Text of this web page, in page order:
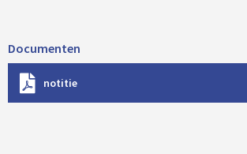
Documenten
notitie
w